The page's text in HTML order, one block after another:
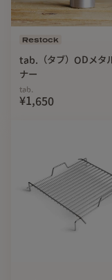
(取付穴上部・OD缶
【使用上の注意事項】
・塗装につきまして
おりますが、硬い部
剥げる可能性がありま
・塗装面にゆず肌が
・過度な力を加える
Restock
tab.（タブ）ODメタ
ナー
tab.
¥1,650